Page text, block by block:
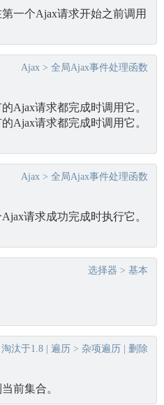
一个Ajax请求开始之前调用
Ajax > 全局Ajax事件处理函数
Ajax请求都完成时调用它。
Ajax请求都完成时调用它。
Ajax > 全局Ajax事件处理函数
请求成功完成时执行它。
选择器 > 基本
淘汰于1.8 遍历 > 杂项遍历 删除
前集合。